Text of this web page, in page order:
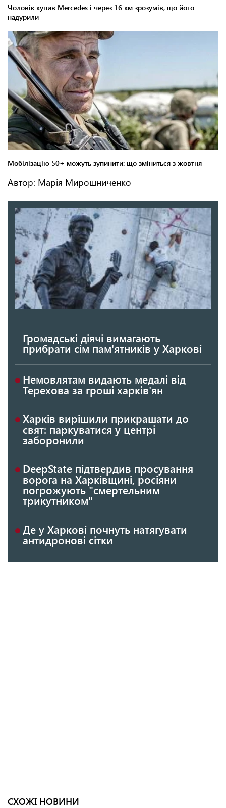
Автор: Марія Мирошниченко
Громадські діячі вимагають
прибрати сім пам'ятників у Харкові
Немовлятам видають медалі від
Терехова за гроші харків'ян
Харків вирішили прикрашати до
свят: паркуватися у центрі
заборонили
DeepState підтвердив просування
ворога на Харківщині, росіяни
погрожують "смертельним
трикутником"
Де у Харкові почнуть натягувати
антидронові сітки
СХОЖІ НОВИНИ